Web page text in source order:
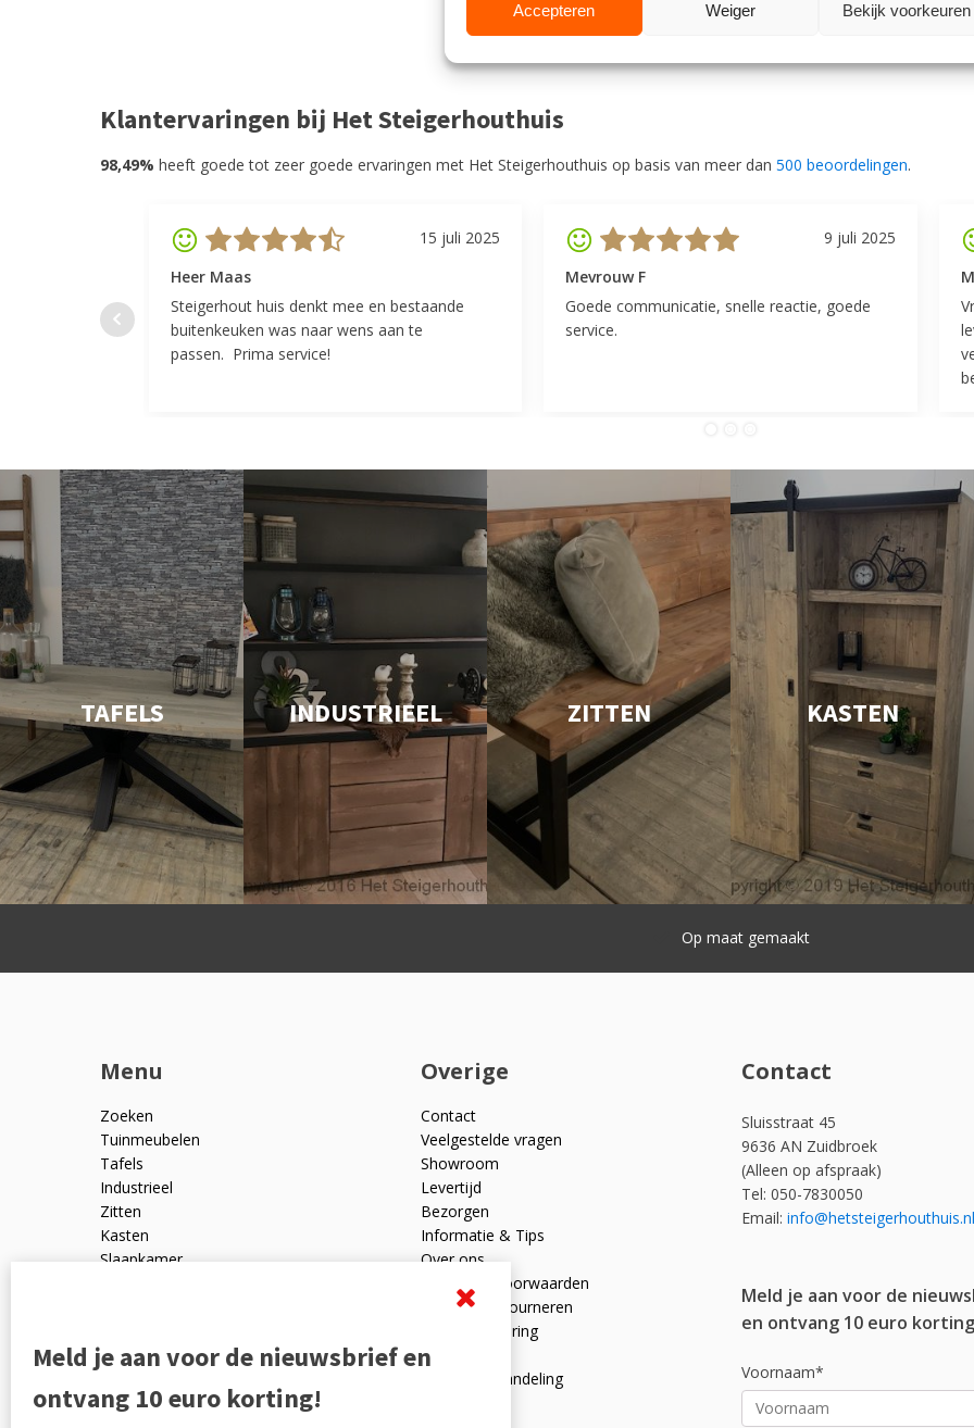
Accepteren Weiger Bekijk voorkeuren
Klantervaringen bij Het Steigerhouthuis
98,49% heeft goede tot zeer goede ervaringen met Het Steigerhouthuis op basis van meer dan 500 beoordelingen.
15 juli 2025
Heer Maas
Steigerhout huis denkt mee en bestaande
buitenkeuken was naar wens aan te
passen. Prima service!
9 juli 2025
Mevrouw F
Goede communicatie, snelle reactie, goede
service.
TAFELS INDUSTRIEEL ZITTEN KASTEN
Snelle levering
Menu
Zoeken
Tuinmeubelen
Tafels
Industrieel
Zitten
Kasten
Slaapkamer
Outlet
Overige
Contact
Veelgestelde vragen
Showroom
Levertijd
Bezorgen
Informatie & Tips
Over ons
Algemene voorwaarden
Ruilen en retourneren
Privacyverklaring
Reviewpolicy
Klachtenafhandeling
Contact
Sluisstraat 45
9636 AN Zuidbroek
(Alleen op afspraak)
Tel: 050-7830050
Email: info@hetsteigerhouthuis.nl
Meld je aan voor de
en ontvang 10 euro
Voornaam*
Meld je aan voor de nieuwsbrief en
ontvang 10 euro korting!